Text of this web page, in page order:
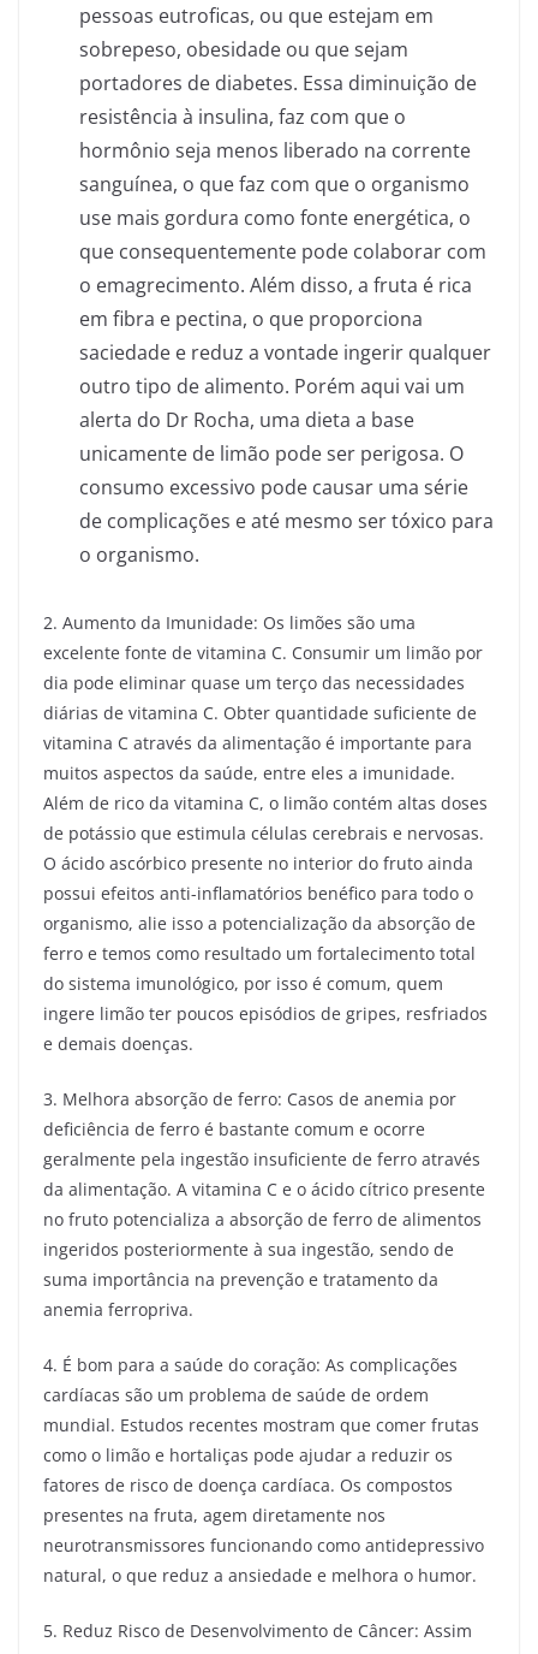
pessoas eutroficas, ou que estejam em
sobrepeso, obesidade ou que sejam
portadores de diabetes. Essa diminuição de
resistência à insulina, faz com que o
hormônio seja menos liberado na corrente
sanguínea, o que faz com que o organismo
use mais gordura como fonte energética, o
que consequentemente pode colaborar com
o emagrecimento. Além disso, a fruta é rica
em fibra e pectina, o que proporciona
saciedade e reduz a vontade ingerir qualquer
outro tipo de alimento. Porém aqui vai um
alerta do Dr Rocha, uma dieta a base
unicamente de limão pode ser perigosa. O
consumo excessivo pode causar uma série
de complicações e até mesmo ser tóxico para
o organismo.
2. Aumento da Imunidade: Os limões são uma
excelente fonte de vitamina C. Consumir um limão por
dia pode eliminar quase um terço das necessidades
diárias de vitamina C. Obter quantidade suficiente de
vitamina C através da alimentação é importante para
muitos aspectos da saúde, entre eles a imunidade.
Além de rico da vitamina C, o limão contém altas doses
de potássio que estimula células cerebrais e nervosas.
O ácido ascórbico presente no interior do fruto ainda
possui efeitos anti-inflamatórios benéfico para todo o
organismo, alie isso a potencialização da absorção de
ferro e temos como resultado um fortalecimento total
do sistema imunológico, por isso é comum, quem
ingere limão ter poucos episódios de gripes, resfriados
e demais doenças.
3. Melhora absorção de ferro: Casos de anemia por
deficiência de ferro é bastante comum e ocorre
geralmente pela ingestão insuficiente de ferro através
da alimentação. A vitamina C e o ácido cítrico presente
no fruto potencializa a absorção de ferro de alimentos
ingeridos posteriormente à sua ingestão, sendo de
suma importância na prevenção e tratamento da
anemia ferropriva.
4. É bom para a saúde do coração: As complicações
cardíacas são um problema de saúde de ordem
mundial. Estudos recentes mostram que comer frutas
como o limão e hortaliças pode ajudar a reduzir os
fatores de risco de doença cardíaca. Os compostos
presentes na fruta, agem diretamente nos
neurotransmissores funcionando como antidepressivo
natural, o que reduz a ansiedade e melhora o humor.
5. Reduz Risco de Desenvolvimento de Câncer: Assim